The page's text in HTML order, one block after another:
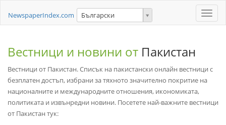
Toggle
NewspaperIndex.com Български
Вестници и новини от Пакистан
Вестници от Пакистан. Списък на пакистански онлайн вестници с
безплатен достъп, избрани за тяхното значително покритие на
националните и международните отношения, икономиката,
политиката и извънредни новини. Посетете най-важните вестници
от Пакистан тук: